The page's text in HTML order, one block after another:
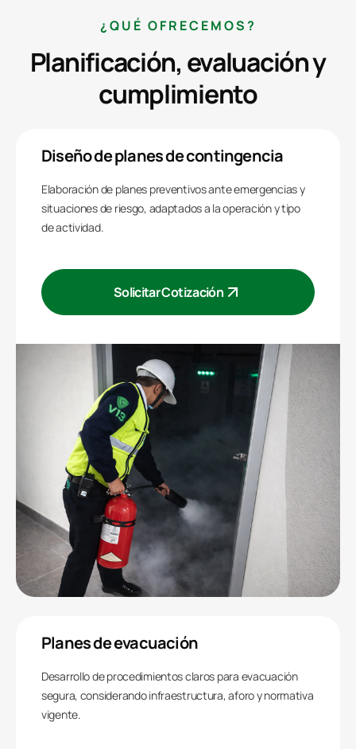
¿QUÉ OFRECEMOS?
Planificación, evaluación y
cumplimiento
Diseño de planes de contingencia
Elaboración de planes preventivos ante emergencias y
situaciones de riesgo, adaptados a la operación y tipo
de actividad.
Solicitar Cotización
Planes de evacuación
Desarrollo de procedimientos claros para evacuación
segura, considerando infraestructura, aforo y normativa
vigente.